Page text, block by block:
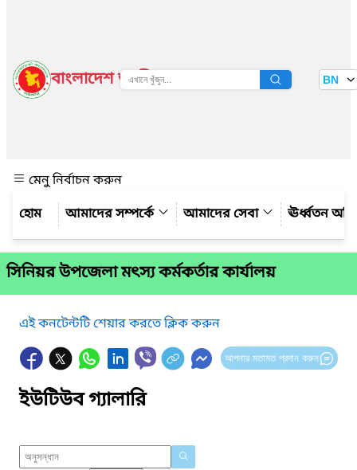
বাংলাদেশ জাতীয় তথ্য বাতায়ন BN
মেনু নির্বাচন করুন
আমাদের সম্পর্কে
আমাদের সেবা ঊর্ধ্বতন
সিনিয়র উপজেলা মৎস্য কর্মকর্তার কার্যালয়
এই কনটেন্টটি শেয়ার করতে ক্লিক করুন
আপনার মতামত প্রদান করুন
ইউটিউব গ্যালারি